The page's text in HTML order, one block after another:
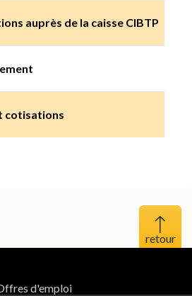
auprès de la caisse CIBTP
cotisations
Haut
d'emploi